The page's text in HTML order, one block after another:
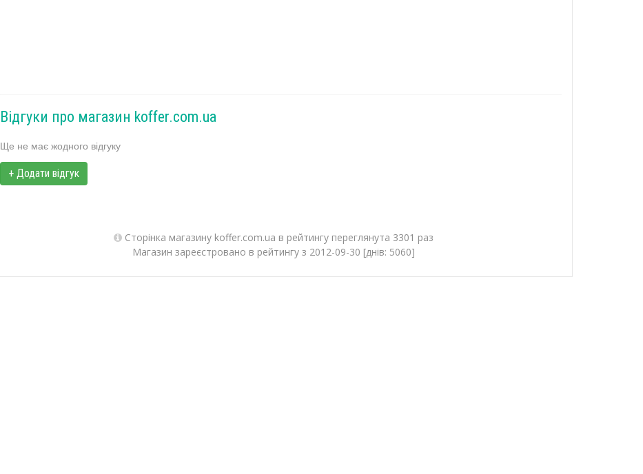
Відгуки про магазин koffer.com.ua
Ще не має жодного відгуку
+ Додати відгук
Сторінка магазину koffer.com.ua в рейтингу переглянута 3301 раз
Магазин зареєстровано в рейтингу з 2012-09-30 [днів: 5060]